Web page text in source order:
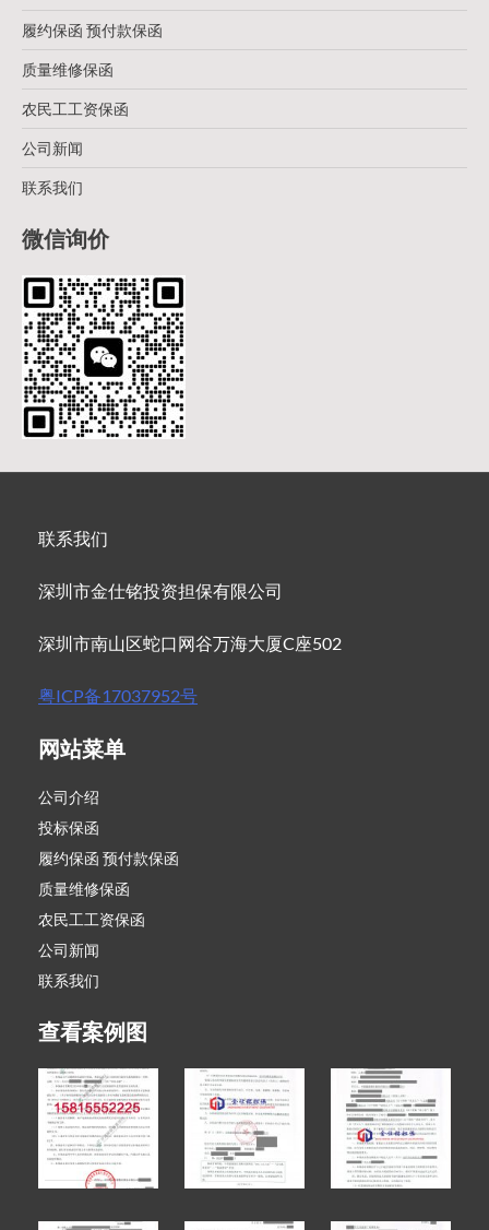
履约保函 预付款保函
质量维修保函
农民工工资保函
公司新闻
联系我们
微信询价
联系我们
深圳市金仕铭投资担保有限公司
深圳市南山区蛇口网谷万海大厦C座502
粤ICP备17037952号
网站菜单
公司介绍
投标保函
履约保函 预付款保函
质量维修保函
农民工工资保函
公司新闻
联系我们
查看案例图